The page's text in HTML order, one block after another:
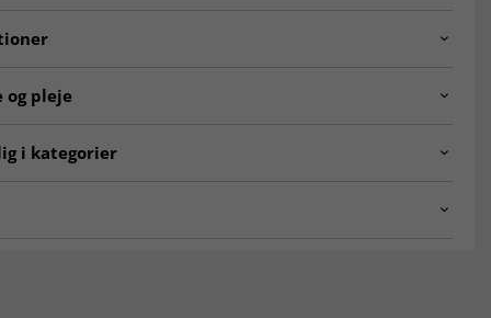
og pleje
Uld
i kategorier